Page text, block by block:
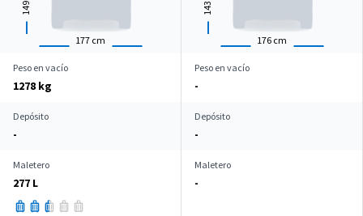
177 cm
149
176 cm
143
Peso en vacío
1278 kg
Peso en vacío
-
Depósito
-
Depósito
-
Maletero
277 L
Maletero
-